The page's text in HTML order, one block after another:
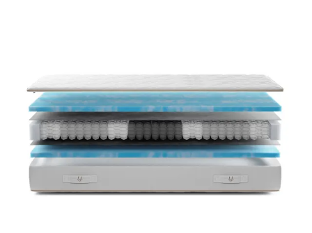
Gazella Breeze II Madras -
Enkelt
Gazella Breeze II er en 22 cm høj madras med CoreConnect fjedre
og Naturalis® koldskum, der ventilerer, støtter og tilpasser sig
Læs mere
8.999,-